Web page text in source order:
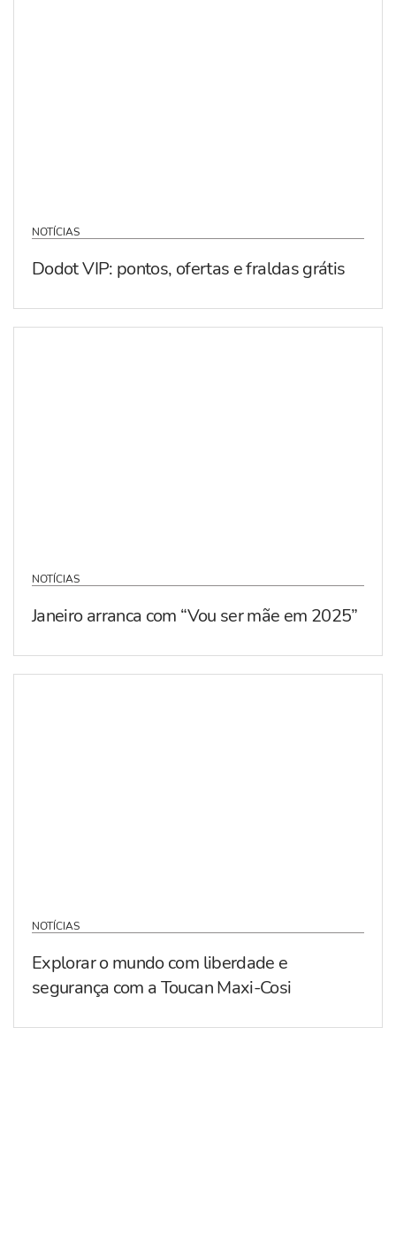
NOTÍCIAS
Dodot VIP: pontos, ofertas e fraldas grátis
NOTÍCIAS
Janeiro arranca com “Vou ser mãe em 2025”
NOTÍCIAS
Explorar o mundo com liberdade e
segurança com a Toucan Maxi-Cosi